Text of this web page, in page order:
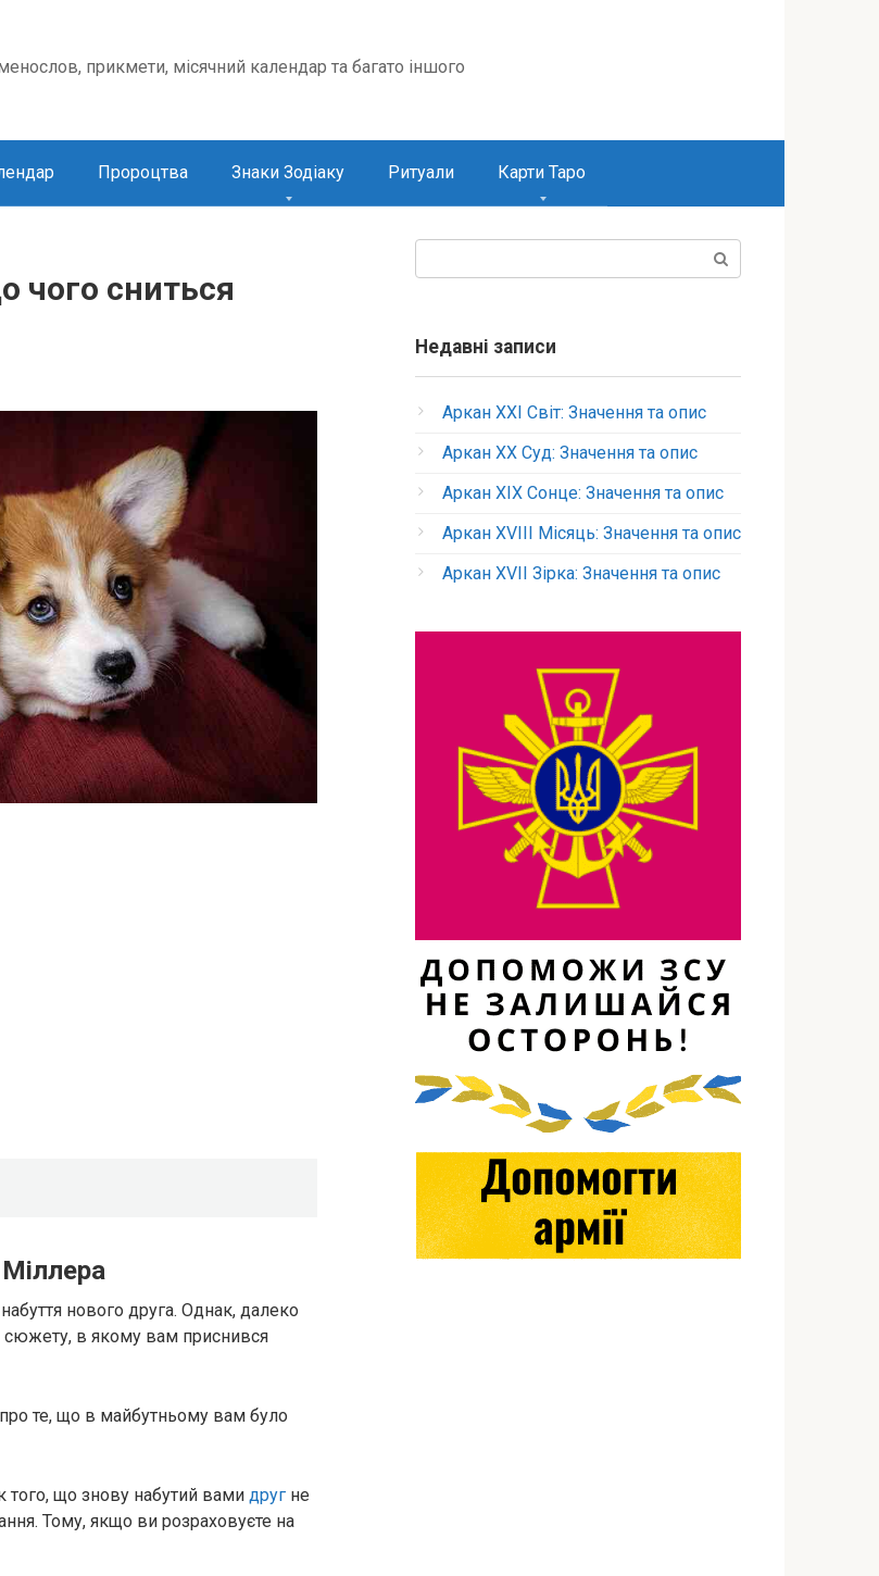
прикмети, місячний календар та багато іншого
Пророцтва Знаки Зодіаку Ритуали Карти Таро
чого сниться
нового друга. Однак, далеко
сюжету, в якому вам приснився
про те, що в майбутньому вам було
того, що знову набутий вами друг не
Тому, якщо ви розраховуєте на
Недавні записи
Аркан XXI Світ: Значення та опис
Аркан XX Суд: Значення та опис
Аркан XIX Сонце: Значення та опис
Аркан XVIII Місяць: Значення та опис
Аркан XVII Зірка: Значення та опис